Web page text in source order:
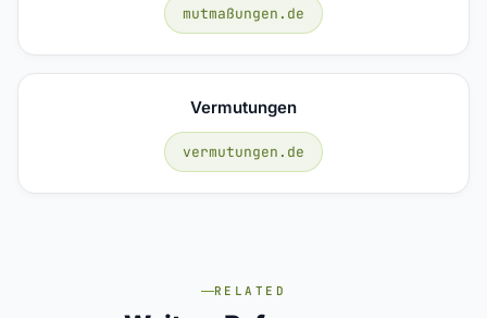
mutmaßungen.de
Vermutungen
vermutungen.de
RELATED